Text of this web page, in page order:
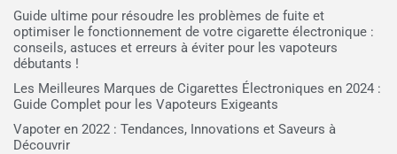
Guide ultime pour résoudre les problèmes de fuite et
optimiser le fonctionnement de votre cigarette électronique :
conseils, astuces et erreurs à éviter pour les vapoteurs
débutants !
Les Meilleures Marques de Cigarettes Électroniques en 2024 :
Guide Complet pour les Vapoteurs Exigeants
Vapoter en 2022 : Tendances, Innovations et Saveurs à
Découvrir